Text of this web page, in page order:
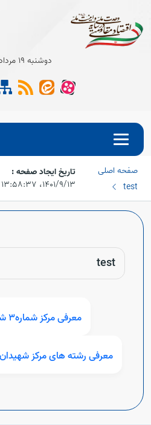
Open
Open
Open
دوشنبه 19 مرداد 1405
صفحه اصلی
test
تاریخ ایجاد صفحه :
۱۴۰۱/۹/۱۳،‏ ۱۳:۵۸:۳۷
test
معرفی مرکز شماره3 شهیدان رهبری
معرفی رشته های مرکز